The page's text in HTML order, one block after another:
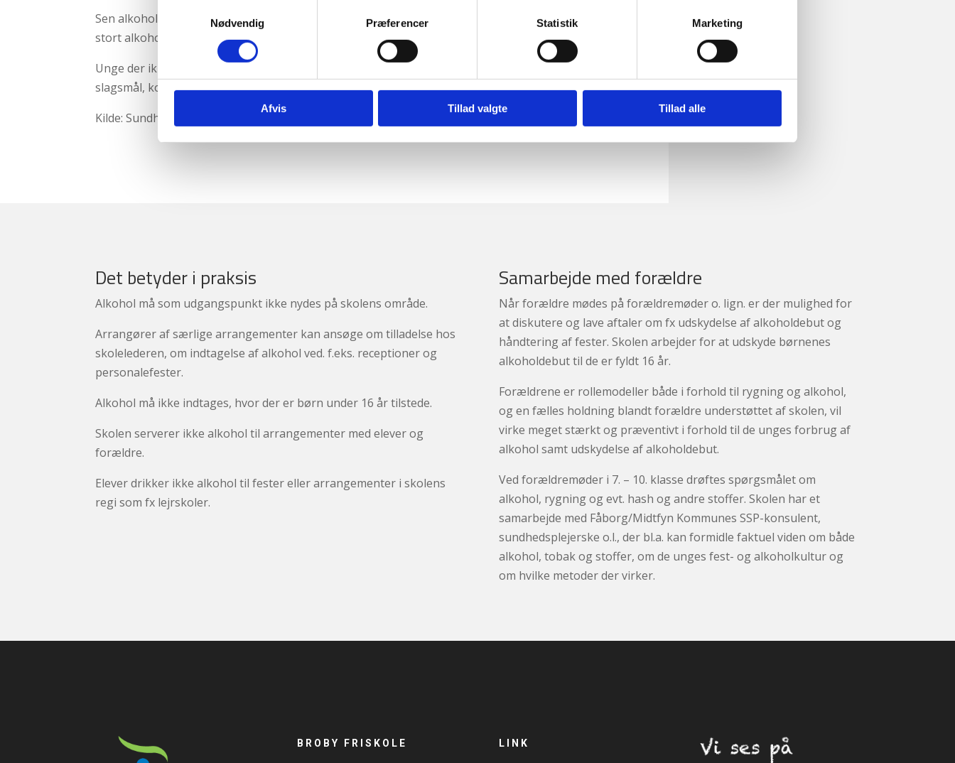
Nødvendig
Præferencer Statistik Marketing
Afvis Tillad valgte Tillad alle
Sen alkoholdebut nedsætter risikoen for, at den unge senere får et
stort alkoholforbrug og udvikler alkoholproblemer.
Unge der ikke drikker alkohol, er mindre udsatte for ulykker,
slagsmål, konflikter og andre negative hændelser i festmiljøer.
Kilde: Sundhedsstyrelsen
Det betyder i praksis
Alkohol må som udgangspunkt ikke nydes på skolens område.
Arrangører af særlige arrangementer kan ansøge om tilladelse hos
skolelederen, om indtagelse af alkohol ved. f.eks. receptioner og
personalefester.
Alkohol må ikke indtages, hvor der er børn under 16 år tilstede.
Skolen serverer ikke alkohol til arrangementer med elever og
forældre.
Elever drikker ikke alkohol til fester eller arrangementer i skolens
regi som fx lejrskoler.
Samarbejde med forældre
Når forældre mødes på forældremøder o. lign. er der mulighed for
at diskutere og lave aftaler om fx udskydelse af alkoholdebut og
håndtering af fester. Skolen arbejder for at udskyde børnenes
alkoholdebut til de er fyldt 16 år.
Forældrene er rollemodeller både i forhold til rygning og alkohol,
og en fælles holdning blandt forældre understøttet af skolen, vil
virke meget stærkt og præventivt i forhold til de unges forbrug af
alkohol samt udskydelse af alkoholdebut.
Ved forældremøder i 7. – 10. klasse drøftes spørgsmålet om
alkohol, rygning og evt. hash og andre stoffer. Skolen har et
samarbejde med Fåborg/Midtfyn Kommunes SSP-konsulent,
sundhedsplejerske o.l., der bl.a. kan formidle faktuel viden om både
alkohol, tobak og stoffer, om de unges fest- og alkoholkultur og
om hvilke metoder der virker.
BROBY FRISKOLE LINK